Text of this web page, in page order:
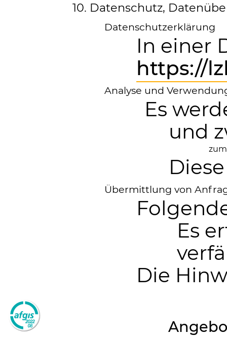
10. Datenschutz,
Datenschutzerklärung
In einer
https://
Analyse und
Es
und
Übermittlung von
Es
Die